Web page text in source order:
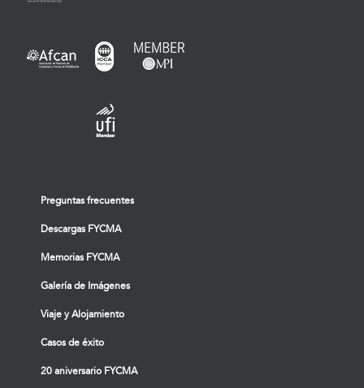
Preguntas frecuentes
Descargas FYCMA
Memorias FYCMA
Galería de Imágenes
Viaje y Alojamiento
Casos de éxito
20 aniversario FYCMA